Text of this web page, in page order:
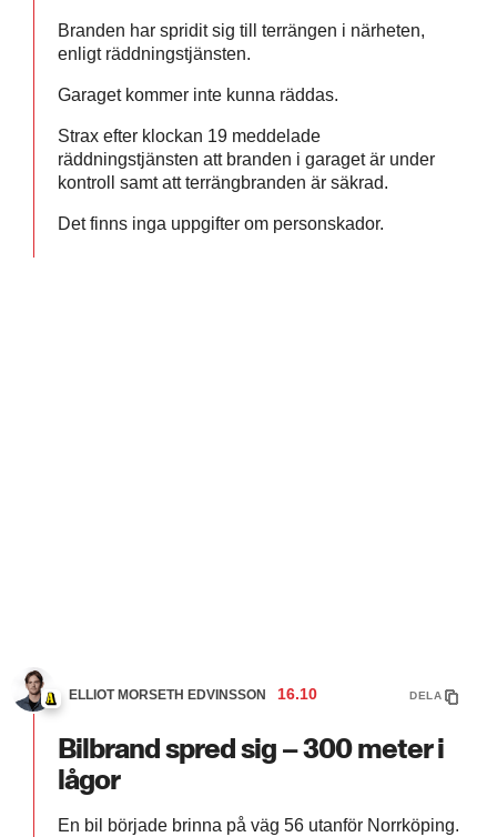
Branden har spridit sig till terrängen i närheten,
enligt räddningstjänsten.
Garaget kommer inte kunna räddas.
Strax efter klockan 19 meddelade
räddningstjänsten att branden i garaget är under
kontroll samt att terrängbranden är säkrad.
Det finns inga uppgifter om personskador.
ELLIOT MORSETH EDVINSSON 16.10 DELA
Bilbrand spred sig – 300 meter i
lågor
En bil började brinna på väg 56 utanför Norrköping.